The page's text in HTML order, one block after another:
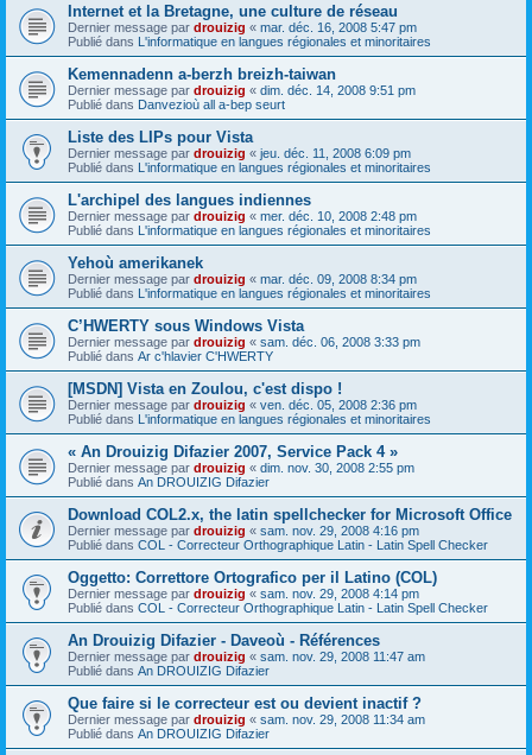
Internet et la Bretagne, une culture de réseau
Dernier message par drouizig « mar. déc. 16, 2008 5:47 pm
Publié dans L'informatique en langues régionales et minoritaires
Kemennadenn a-berzh breizh-taiwan
Dernier message par drouizig « dim. déc. 14, 2008 9:51 pm
Publié dans Danvezioù all a-bep seurt
Liste des LIPs pour Vista
Dernier message par drouizig « jeu. déc. 11, 2008 6:09 pm
Publié dans L'informatique en langues régionales et minoritaires
L'archipel des langues indiennes
Dernier message par drouizig « mer. déc. 10, 2008 2:48 pm
Publié dans L'informatique en langues régionales et minoritaires
Yehoù amerikanek
Dernier message par drouizig « mar. déc. 09, 2008 8:34 pm
Publié dans L'informatique en langues régionales et minoritaires
C’HWERTY sous Windows Vista
Dernier message par drouizig « sam. déc. 06, 2008 3:33 pm
Publié dans Ar c'hlavier C'HWERTY
[MSDN] Vista en Zoulou, c'est dispo !
Dernier message par drouizig « ven. déc. 05, 2008 2:36 pm
Publié dans L'informatique en langues régionales et minoritaires
« An Drouizig Difazier 2007, Service Pack 4 »
Dernier message par drouizig « dim. nov. 30, 2008 2:55 pm
Publié dans An DROUIZIG Difazier
Download COL2.x, the latin spellchecker for Microsoft Office
Dernier message par drouizig « sam. nov. 29, 2008 4:16 pm
Publié dans COL - Correcteur Orthographique Latin - Latin Spell Checker
Oggetto: Correttore Ortografico per il Latino (COL)
Dernier message par drouizig « sam. nov. 29, 2008 4:14 pm
Publié dans COL - Correcteur Orthographique Latin - Latin Spell Checker
An Drouizig Difazier - Daveoù - Références
Dernier message par drouizig « sam. nov. 29, 2008 11:47 am
Publié dans An DROUIZIG Difazier
Que faire si le correcteur est ou devient inactif ?
Dernier message par drouizig « sam. nov. 29, 2008 11:34 am
Publié dans An DROUIZIG Difazier